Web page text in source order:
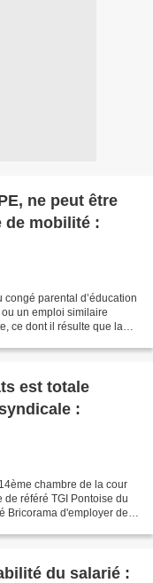
ne peut être
de mobilité :
congé parental d’éducation
un emploi similaire
ce dont il résulte que la
est totale
:
chambre de la cour
référé TGI Pontoise du
Bricorama d'employer des
du salarié :